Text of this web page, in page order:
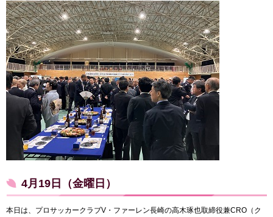
4月19日（金曜日）
本日は、プロサッカークラブV・ファーレン長崎の高木琢也取締役兼CRO（ク